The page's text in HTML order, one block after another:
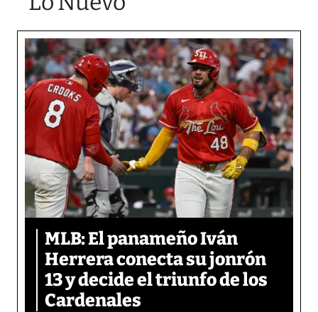
MLB: El panameño Iván
Herrera conecta su jonrón
13 y decide el triunfo de los
Cardenales